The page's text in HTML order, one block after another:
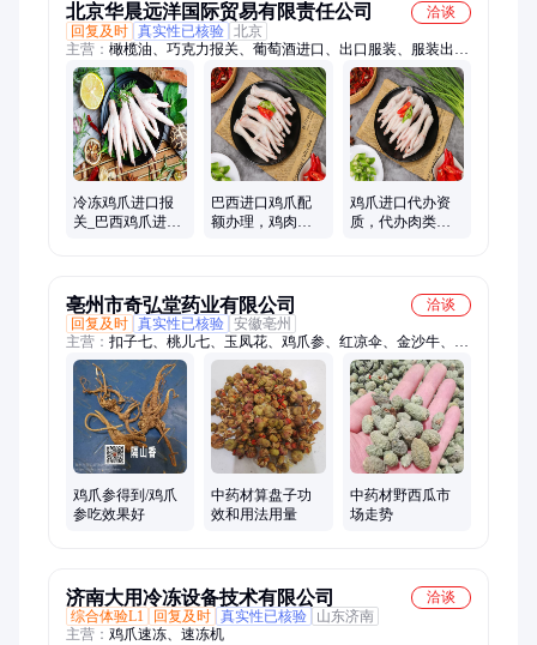
北京华晨远洋国际贸易有限责任公司
洽谈
回复及时 真实性已核验 北京
主营： 橄榄油、巧克力报关、葡萄酒进口、出口服装、服装出口
代理、进口食品税、蜂蜜进口报关、食品进口代理、食品进口通
关、食品进口清关、进口蜂蜜报关、国外软件进口、食品进口关
税、红酒进口清关、食品进口报关、巧克力进口报关
冷冻鸡爪进口报
关_巴西鸡爪进口
巴西进口鸡爪配
额办理，鸡肉进
鸡爪进口代办资
质，代办肉类进
亳州市奇弘堂药业有限公司
洽谈
回复及时 真实性已核验 安徽亳州
主营： 扣子七、桃儿七、玉凤花、鸡爪参、红凉伞、金沙牛、千
斤拔、中药材、珠儿参、金龟盆、石棠花、雪三七、铁牛七、硫
磺菌、白灵芝、黑蜘蛛、鼻涕虫、独角莲、独脚金、金蝉花、两
头尖、疙瘩七、疔毒豆、通经草、野生黄
鸡爪参得到/鸡爪
参吃效果好
中药材算盘子功
效和用法用量
中药材野西瓜市
场走势
济南大用冷冻设备技术有限公司
洽谈
综合体验L1
回复及时 真实性已核验
山东济南
主营： 鸡爪速冻、速冻机